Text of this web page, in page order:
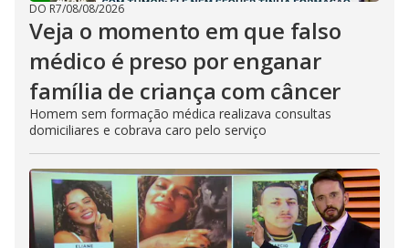
DO R7/08/08/2026
Veja o momento em que falso
médico é preso por enganar
família de criança com câncer
Homem sem formação médica realizava consultas
domiciliares e cobrava caro pelo serviço